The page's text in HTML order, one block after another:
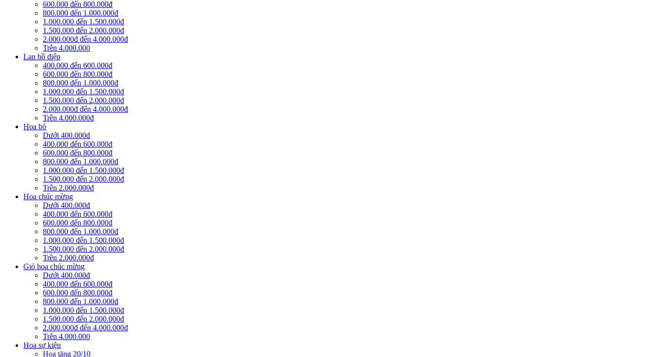
600.000 đến 800.000đ
800.000 đến 1.000.000đ
1.000.000 đến 1.500.000đ
1.500.000 đến 2.000.000đ
2.000.000đ đến 4.000.000đ
Trên 4.000.000
Lan hồ điệp
400.000 đến 600.000đ
600.000 đến 800.000đ
800.000 đến 1.000.000đ
1.000.000 đến 1.500.000đ
1.500.000 đến 2.000.000đ
2.000.000đ đến 4.000.000đ
Trên 4.000.000đ
Hoa bó
Dưới 400.000đ
400.000 đến 600.000đ
600.000 đến 800.000đ
800.000 đến 1.000.000đ
1.000.000 đến 1.500.000đ
1.500.000 đến 2.000.000đ
Trên 2.000.000đ
Hoa chúc mừng
Dưới 400.000đ
400.000 đến 600.000đ
600.000 đến 800.000đ
800.000 đến 1.000.000đ
1.000.000 đến 1.500.000đ
1.500.000 đến 2.000.000đ
Trên 2.000.000đ
Giỏ hoa chúc mừng
Dưới 400.000đ
400.000 đến 600.000đ
600.000 đến 800.000đ
800.000 đến 1.000.000đ
1.000.000 đến 1.500.000đ
1.500.000 đến 2.000.000đ
2.000.000đ đến 4.000.000đ
Trên 4.000.000
Hoa sự kiện
Hoa tặng 20/10